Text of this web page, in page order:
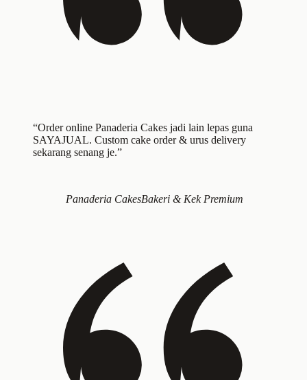
“Order online Panaderia Cakes jadi lain lepas guna
SAYAJUAL. Custom cake order & urus delivery
sekarang senang je.”
Panaderia CakesBakeri & Kek Premium